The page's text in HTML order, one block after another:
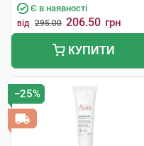
Є в наявності
від 295.00 206.50 грн
КУПИТИ
−25%